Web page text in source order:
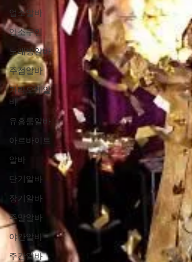
업소알바
업소구인
노래방알바
주점알바
가라오케알
바
유흥룸알바
아르바이트
알바
단기알바
장기알바
주말알바
야간알바
주간알바